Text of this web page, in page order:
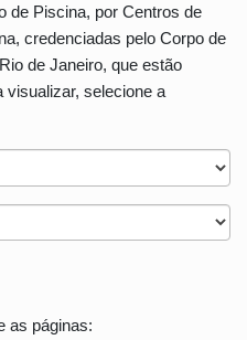
de Piscina, por Centros de
credenciadas pelo Corpo de
de Janeiro, que estão
visualizar, selecione a
as páginas: